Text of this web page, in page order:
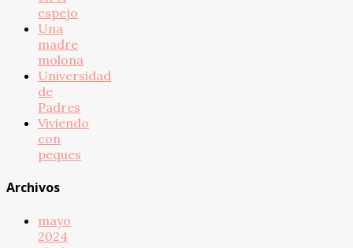
espejo
Una
madre
molona
Universidad
de
Padres
Viviendo
con
peques
Archivos
mayo
2024